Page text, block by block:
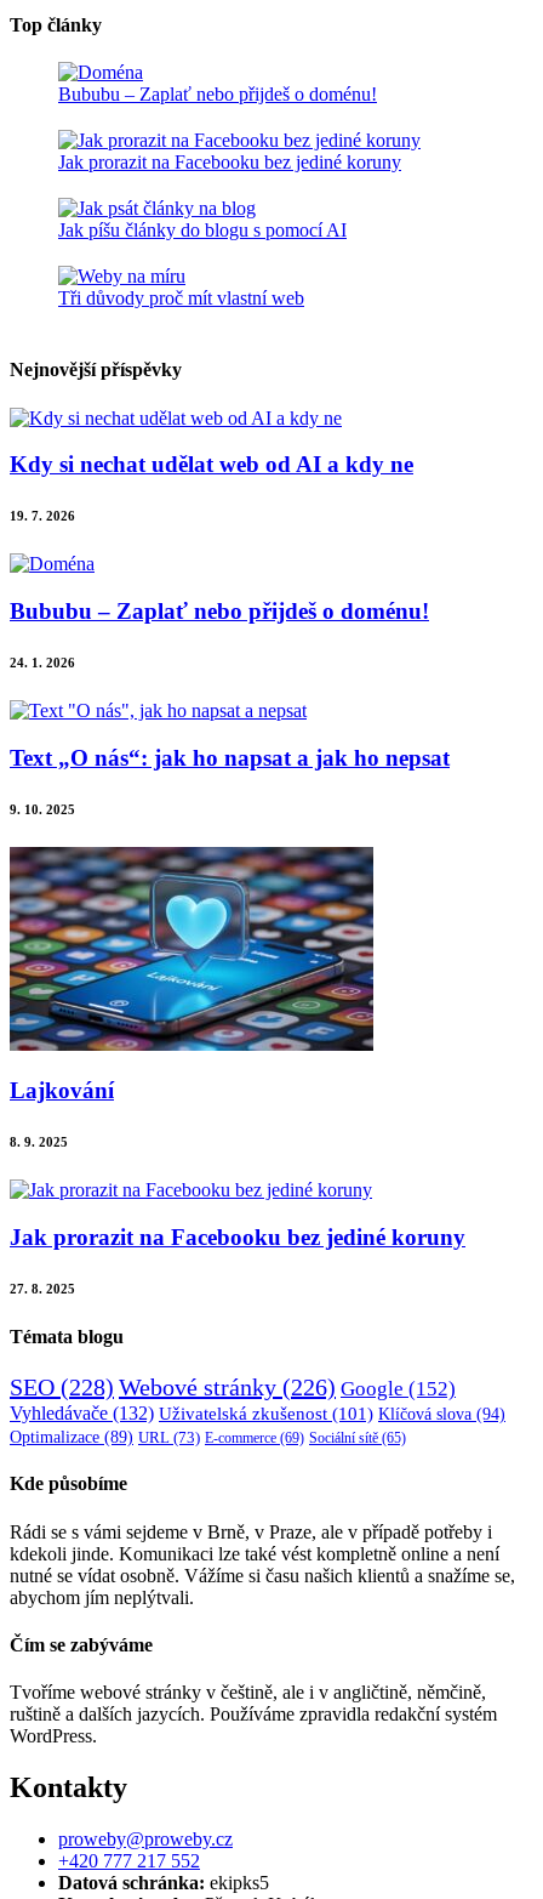
Top články
Bububu – Zaplať nebo přijdeš o doménu!
Jak prorazit na Facebooku bez jediné koruny
Jak píšu články do blogu s pomocí AI
Tři důvody proč mít vlastní web
Nejnovější příspěvky
Kdy si nechat udělat web od AI a kdy ne
19. 7. 2026
Bububu – Zaplať nebo přijdeš o doménu!
24. 1. 2026
Text „O nás“: jak ho napsat a jak ho nepsat
9. 10. 2025
Lajkování
8. 9. 2025
Jak prorazit na Facebooku bez jediné koruny
27. 8. 2025
Témata blogu
SEO (228) Webové stránky (226) Google (152)
Vyhledávače (132) Uživatelská zkušenost (101) Klíčová slova (94)
Optimalizace (89) URL (73) E-commerce (69) Sociální sítě (65)
Kde působíme
Rádi se s vámi sejdeme v Brně, v Praze, ale v případě potřeby i
kdekoli jinde. Komunikaci lze také vést kompletně online a není
nutné se vídat osobně. Vážíme si času našich klientů a snažíme se,
abychom jím neplýtvali.
Čím se zabýváme
Tvoříme webové stránky v češtině, ale i v angličtině, němčině,
ruštině a dalších jazycích. Používáme zpravidla redakční systém
WordPress.
Kontakty
proweby@proweby.cz
+420 777 217 552
Datová schránka: ekipks5